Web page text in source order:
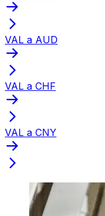
VAL a AUD
VAL a CHF
VAL a CNY